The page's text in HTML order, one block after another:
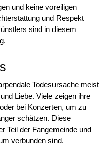
und keine voreiligen
und Respekt
sind in diesem
Todesursache meist
Liebe. Viele zeigen ihre
bei Konzerten, um zu
schätzen. Diese
Teil der Fangemeinde und
verbunden sind.